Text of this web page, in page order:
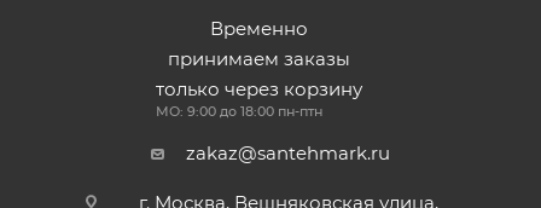
Временно
принимаем заказы
только через корзину
МО: 9:00 до 18:00 пн-птн
zakaz@santehmark.ru
г. Москва, Вешняковская улица,